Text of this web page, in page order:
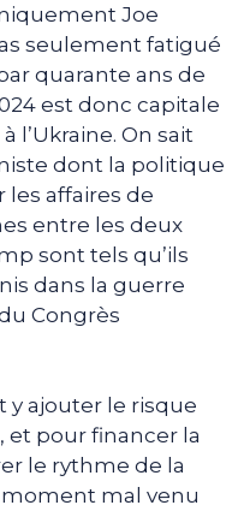
Joe
seulement fatigué
quarante ans de
est donc capitale
l’Ukraine. On sait
dont la politique
les affaires de
entre les deux
sont tels qu’ils
dans la guerre
Congrès
y ajouter le risque
et pour financer la
le rythme de la
mal venu